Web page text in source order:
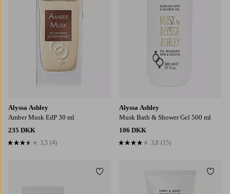
Alyssa Ashley
Amber Musk EdP 30 ml
235 DKK
3,5 baseret på 4 bedømmelser
3,5 (4)
Alyssa Ashley
Musk Bath & Shower Gel 500 ml
106 DKK
3,8 baseret på 15 bedømmelser
3,8 (15)
Tilføj til favoritter